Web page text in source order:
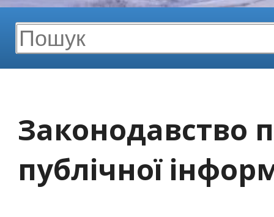
Законодавство
публічної